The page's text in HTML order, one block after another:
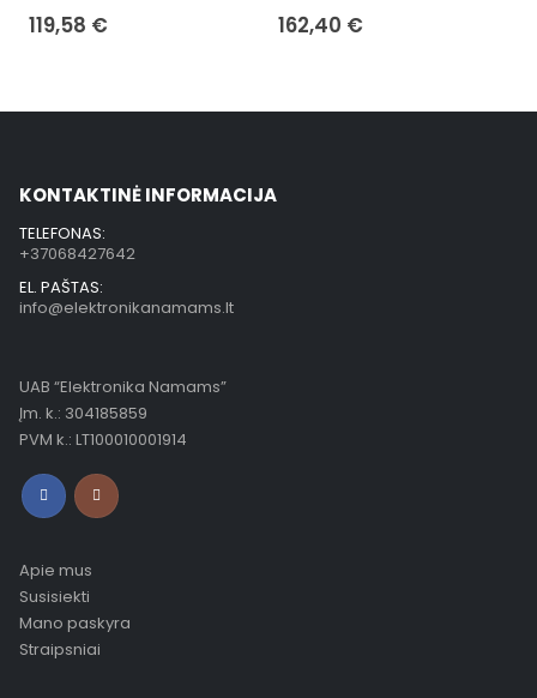
119,58 € 162,40 €
KONTAKTINĖ INFORMACIJA
TELEFONAS:
+37068427642
EL. PAŠTAS:
info@elektronikanamams.lt
UAB “Elektronika Namams”
Įm. k.: 304185859
PVM k.: LT100010001914
Apie mus
Susisiekti
Mano paskyra
Straipsniai